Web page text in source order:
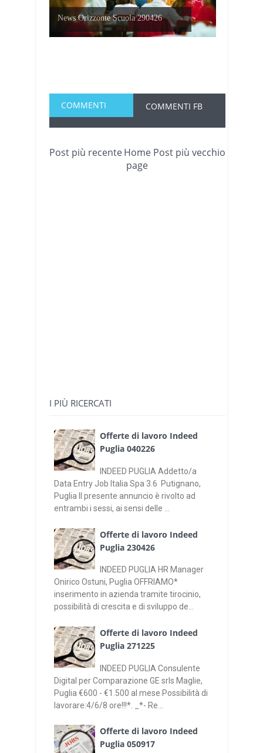
News Orizzonte Scuola 290426
COMMENTI COMMENTI FB
Post più recente Post più vecchio
Home
page
I PIÙ RICERCATI
Offerte di lavoro Indeed
Puglia 040226
INDEED PUGLIA Addetto/a
Data Entry Job Italia Spa 3.6 Putignano,
Puglia Il presente annuncio è rivolto ad
entrambi i sessi, ai sensi delle ...
Offerte di lavoro Indeed
Puglia 230426
INDEED PUGLIA HR Manager
Onirico Ostuni, Puglia OFFRIAMO*
inserimento in azienda tramite tirocinio,
possibilità di crescita e di sviluppo de...
Offerte di lavoro Indeed
Puglia 271225
INDEED PUGLIA Consulente
Digital per Comparazione GE srls Maglie,
Puglia €600 - €1.500 al mese Possibilità di
lavorare:4/6/8 ore!!!*. _*- Re...
Offerte di lavoro Indeed
Puglia 050917